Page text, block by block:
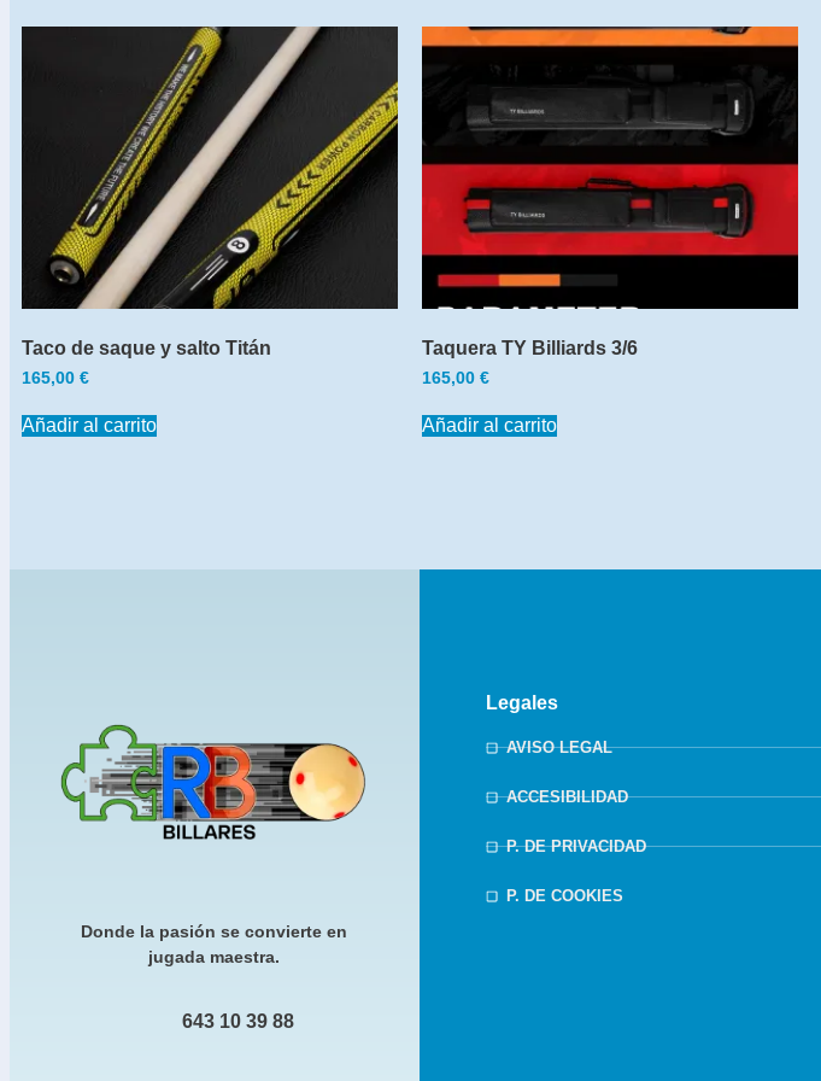
Taco de saque y salto Titán
165,00 €
Añadir al carrito
Taquera TY Billiards 3/6
165,00 €
Añadir al carrito
Donde la pasión se convierte en
jugada maestra.
643 10 39 88
Legales
AVISO LEGAL
ACCESIBILIDAD
P. DE PRIVACIDAD
P. DE COOKIES